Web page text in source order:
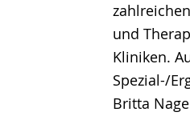
und
Kliniken.
Spezial-/
Britta